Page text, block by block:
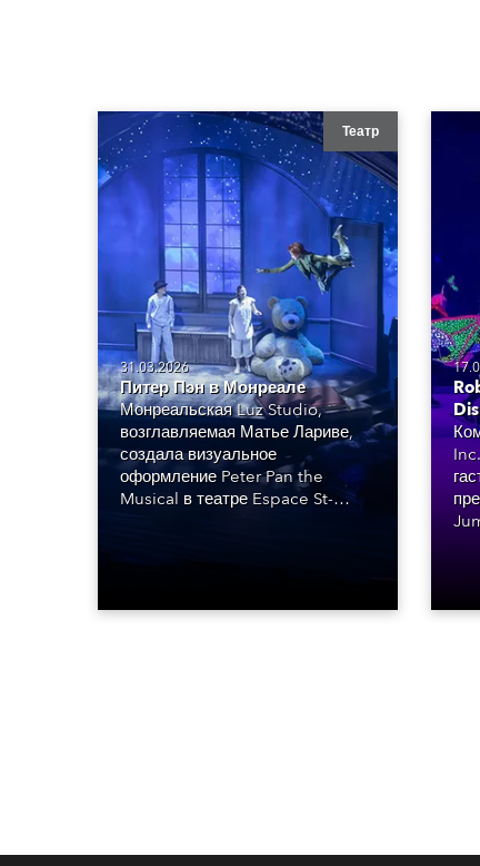
Театр
31.03.2026
Питер Пэн в Монреале
Монреальская Luz Studio,
возглавляемая Матье Лариве,
создала визуальное
оформление Peter Pan the
Musical в театре Espace St-
площадке. Ее задача — передать
постановки в современном